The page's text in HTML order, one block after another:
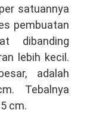
satuannya
pembuatan
dibanding
lebih kecil.
adalah
Tebalnya
cm.